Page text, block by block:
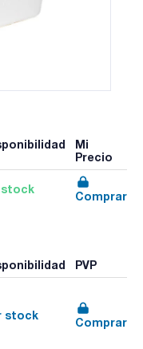
Mi
Precio
stock
Comprar
PVP
stock
Comprar